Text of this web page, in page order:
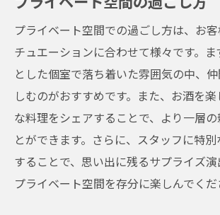
プライベート空間での過ごし方は、お
チュエーションに合わせて様々です。ま
とした個室で落ち着いた雰囲気の中、
しむのがおすすめです。また、お酒を
な料理をシェアすることで、より一層
とができます。さらに、スタッフに特
することで、思い出に残るサプライズ演
プライベート空間を存分に楽しんでくだ